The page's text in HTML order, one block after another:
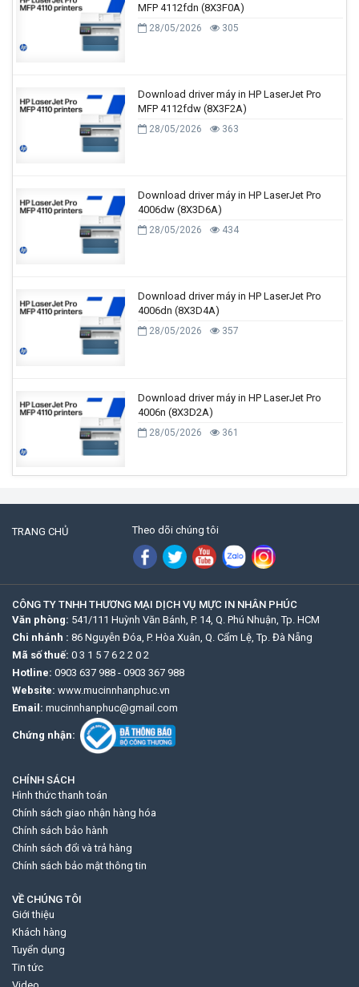
MFP 4112fdn (8X3F0A)
28/05/2026 305
Download driver máy in HP LaserJet Pro
MFP 4112fdw (8X3F2A)
28/05/2026 363
Download driver máy in HP LaserJet Pro
4006dw (8X3D6A)
28/05/2026 434
Download driver máy in HP LaserJet Pro
4006dn (8X3D4A)
28/05/2026 357
Download driver máy in HP LaserJet Pro
4006n (8X3D2A)
28/05/2026 361
TRANG CHỦ Theo dõi chúng tôi
CÔNG TY TNHH THƯƠNG MẠI DỊCH VỤ MỰC IN NHÂN PHÚC
Văn phòng: 541/111 Huỳnh Văn Bánh, P. 14, Q. Phú Nhuận, Tp. HCM
Chi nhánh : 86 Nguyễn Đóa, P. Hòa Xuân, Q. Cẩm Lệ, Tp. Đà Nẵng
Mã số thuế: 0 3 1 5 7 6 2 2 0 2
Hotline: 0903 637 988 - 0903 367 988
Website: www.mucinnhanphuc.vn
Email: mucinnhanphuc@gmail.com
Chứng nhận:
CHÍNH SÁCH
Hình thức thanh toán
Chính sách giao nhận hàng hóa
Chính sách bảo hành
Chính sách đổi và trả hàng
Chính sách bảo mật thông tin
VỀ CHÚNG TÔI
Giới thiệu
Khách hàng
Tuyển dụng
Tin tức